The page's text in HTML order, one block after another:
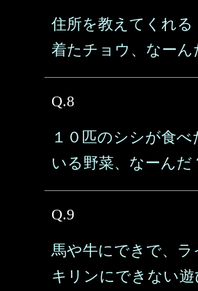
住所を教えてくれる
着たチョウ、なーん
Q.8
１０匹のシシが食べ
いる野菜、なーんだ
Q.9
馬や牛にできで、ラ
キリンにできない遊